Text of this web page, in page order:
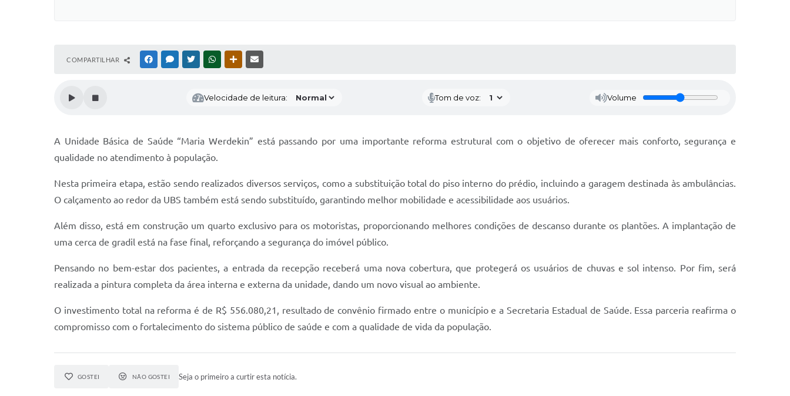
COMPARTILHAR FACEBOOKMESSENGER
TWITTERWHATSAPPOUTRAS MÍDIAS
Velocidade de leitura: Tom de voz: Volume
A Unidade Básica de Saúde “Maria Werdekin” está passando por uma importante reforma estrutural com o objetivo de oferecer mais conforto, segurança e
qualidade no atendimento à população.
Nesta primeira etapa, estão sendo realizados diversos serviços, como a substituição total do piso interno do prédio, incluindo a garagem destinada às ambulâncias.
O calçamento ao redor da UBS também está sendo substituído, garantindo melhor mobilidade e acessibilidade aos usuários.
Além disso, está em construção um quarto exclusivo para os motoristas, proporcionando melhores condições de descanso durante os plantões. A implantação de
uma cerca de gradil está na fase final, reforçando a segurança do imóvel público.
Pensando no bem-estar dos pacientes, a entrada da recepção receberá uma nova cobertura, que protegerá os usuários de chuvas e sol intenso. Por fim, será
realizada a pintura completa da área interna e externa da unidade, dando um novo visual ao ambiente.
O investimento total na reforma é de R$ 556.080,21, resultado de convênio firmado entre o município e a Secretaria Estadual de Saúde. Essa parceria reafirma o
compromisso com o fortalecimento do sistema público de saúde e com a qualidade de vida da população.
GOSTEI NÃO GOSTEI Seja o primeiro a curtir esta notícia.